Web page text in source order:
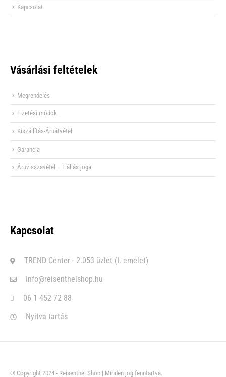
Kapcsolat
Vásárlási feltételek
Megrendelés
Fizetési módok
Kiszállítás-Áruátvétel
Garancia
Áruvisszavétel – Elállás joga
Kapcsolat
TREND Center - 2.053 üzlet (I. emelet)
info@reisenthelshop.hu
06 1 452 72 88
Nyitva tartás
© Copyright 2024 - Reisenthel Shop | Minden jog fenntartva.